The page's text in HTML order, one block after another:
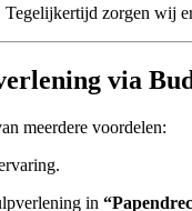
zorgen wij
via
meerdere voordelen:
in